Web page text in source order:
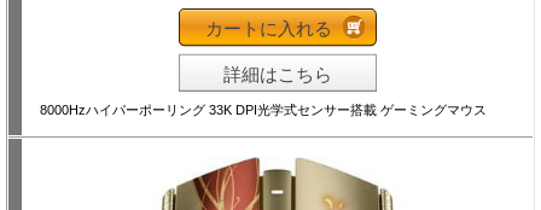
カートに入れる
詳細はこちら
8000Hzハイパーポーリング 33K DPI光学式センサー搭載 ゲーミングマウス